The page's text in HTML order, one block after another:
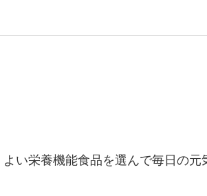
よい栄養機能食品を選んで毎日の元